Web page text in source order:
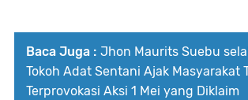
Baca Juga : Jhon Maurits Suebu
Tokoh Adat Sentani Ajak Masyarakat
Terprovokasi Aksi 1 Mei yang Diklaim